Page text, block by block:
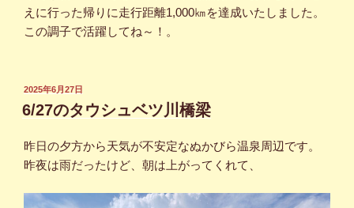
えに行った帰りに走行距離1,000㎞を達成いたしました。
この調子で活躍してね～！。
投
稿
日:
2025年6月27日
6/27のタウシュベツ川橋梁
昨日の夕方から天気が不安定なぬかびら温泉周辺です。
昨夜は雨だったけど、朝は上がってくれて、